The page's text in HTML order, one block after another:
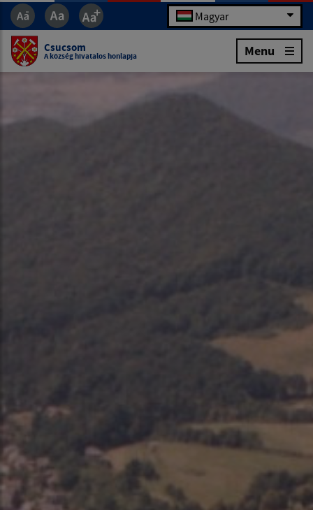
Magyar
Csucsom
A község hivatalos honlapja Menu